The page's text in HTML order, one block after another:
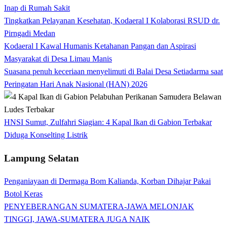
Inap di Rumah Sakit
Tingkatkan Pelayanan Kesehatan, Kodaeral I Kolaborasi RSUD dr.
Pirngadi Medan‎
Kodaeral I Kawal Humanis Ketahanan Pangan dan Aspirasi
Masyarakat di Desa Limau Manis
Suasana penuh keceriaan menyelimuti di Balai Desa Setiadarma saat
Peringatan Hari Anak Nasional (HAN) 2026
HNSI Sumut, Zulfahri Siagian: 4 Kapal Ikan di Gabion Terbakar
Diduga Konselting Listrik
Lampung Selatan
Penganiayaan di Dermaga Bom Kalianda, Korban Dihajar Pakai
Botol Keras
PENYEBERANGAN SUMATERA-JAWA MELONJAK
TINGGI, JAWA-SUMATERA JUGA NAIK